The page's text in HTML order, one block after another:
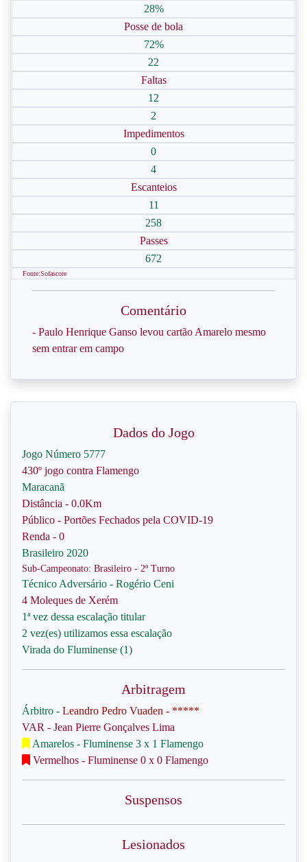
28%
Posse de bola
72%
22
Faltas
12
2
Impedimentos
0
4
Escanteios
11
258
Passes
672
Fonte:Sofascore
Comentário
- Paulo Henrique Ganso levou cartão Amarelo mesmo
sem entrar em campo
Dados do Jogo
Jogo Número 5777
430º jogo contra Flamengo
Maracanã
Distância - 0.0Km
Público - Portões Fechados pela COVID-19
Renda - 0
Brasileiro 2020
Sub-Campeonato: Brasileiro - 2º Turno
Técnico Adversário - Rogério Ceni
4 Moleques de Xerém
1ª vez dessa escalação titular
2 vez(es) utilizamos essa escalação
Virada do Fluminense (1)
Arbitragem
Árbitro - Leandro Pedro Vuaden - *****
VAR - Jean Pierre Gonçalves Lima
Amarelos - Fluminense 3 x 1 Flamengo
Vermelhos - Fluminense 0 x 0 Flamengo
Suspensos
Lesionados